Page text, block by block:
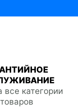
все категории
товаров